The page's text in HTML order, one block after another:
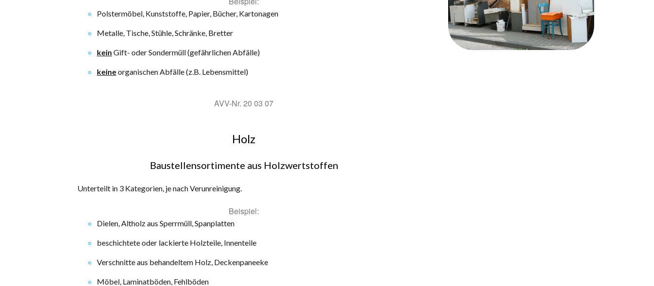
Polstermöbel, Kunststoffe, Papier, Bücher, Kartonagen
Metalle, Tische, Stühle, Schränke, Bretter
kein Gift- oder Sondermüll (gefährlichen Abfälle)
keineorganischen Abfälle (z.B. Lebensmittel)
AVV-Nr. 20 03 07
Holz
Baustellensortimente aus Holzwertstoffen
Unterteilt in 3 Kategorien, je nach Verunreinigung.
Beispiel:
Dielen, Altholz aus Sperrmüll, Spanplatten
beschichtete oder lackierte Holzteile, Innenteile
Verschnitte aus behandeltem Holz, Deckenpaneeke
Möbel, Laminatböden, Fehlböden